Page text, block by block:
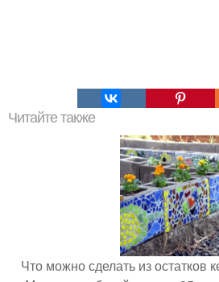
Читайте также
Что можно сделать из остатков